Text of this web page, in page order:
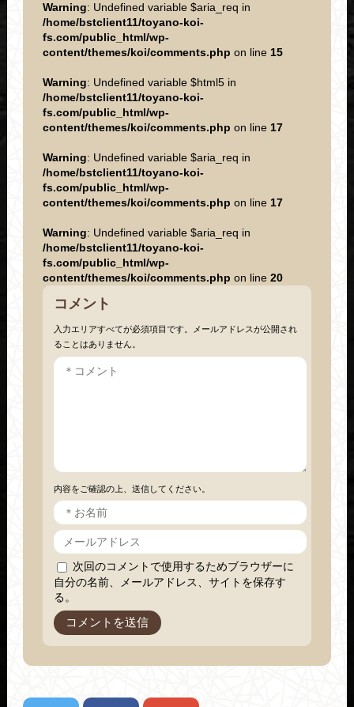
Warning: Undefined variable $aria_req in
/home/bstclient11/toyano-koi-
fs.com/public_html/wp-
content/themes/koi/comments.php on line 15
Warning: Undefined variable $html5 in
/home/bstclient11/toyano-koi-
fs.com/public_html/wp-
content/themes/koi/comments.php on line 17
Warning: Undefined variable $aria_req in
/home/bstclient11/toyano-koi-
fs.com/public_html/wp-
content/themes/koi/comments.php on line 17
Warning: Undefined variable $aria_req in
/home/bstclient11/toyano-koi-
fs.com/public_html/wp-
content/themes/koi/comments.php on line 20
コメント
入力エリアすべてが必須項目です。メールアドレスが公開され
ることはありません。
内容をご確認の上、送信してください。
次回のコメントで使用するためブラウザーに
自分の名前、メールアドレス、サイトを保存す
る。